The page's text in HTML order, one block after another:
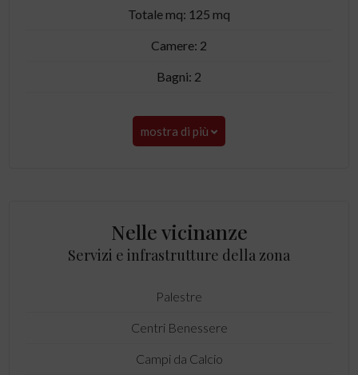
Totale mq: 125 mq
Camere: 2
Bagni: 2
mostra di più
Nelle vicinanze
Servizi e infrastrutture della zona
Palestre
Centri Benessere
Campi da Calcio